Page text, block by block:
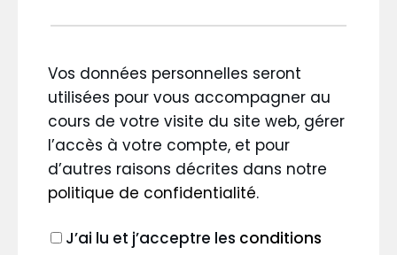
Vos données personnelles seront
utilisées pour vous accompagner au
cours de votre visite du site web, gérer
l’accès à votre compte, et pour
d’autres raisons décrites dans notre
politique de confidentialité.
J’ai lu et j’acceptre les conditions